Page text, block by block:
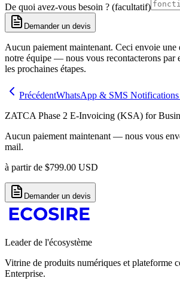
De quoi avez-vous besoin ? (facultatif)
Demander un devis
Aucun paiement maintenant. Ceci envoie une
notre équipe — nous vous recontacterons par
les prochaines étapes.
PrécédentWhatsApp & SMS Notifications
ZATCA Phase 2 E-Invoicing (KSA) for
Aucun paiement maintenant — nous vous
mail.
à partir de $799.00 USD
Demander un devis
Leader de l'écosystème
Vitrine de produits numériques et plateforme
Enterprise.